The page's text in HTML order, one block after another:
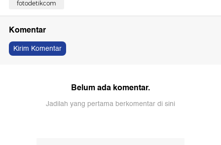
fotodetikcom
Komentar
Kirim Komentar
Belum ada komentar.
Jadilah yang pertama berkomentar di sini